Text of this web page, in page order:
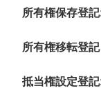
所有権保存登記
所有権移転登記
抵当権設定登記